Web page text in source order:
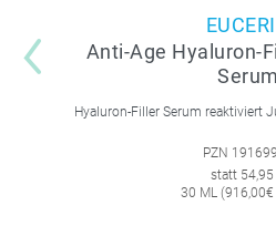
Anti-Age Hyaluron-
Serum
PZN
statt 54,95
30 ML